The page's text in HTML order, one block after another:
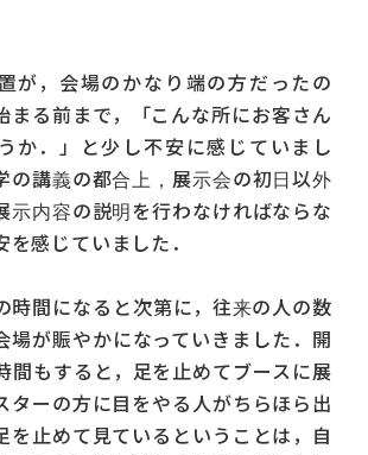
が，会場のかなり端の方だったの
まる前まで，「こんな所にお客さん
か．」と少し不安に感じていまし
の講義の都合上，展示会の初日以外
示内容の説明を行わなければならな
を感じていました．
間になると次第に，往来の人の数
場が賑やかになっていきました．開
間もすると，足を止めてブースに展
ターの方に目をやる人がちらほら出
を止めて見ているということは，自